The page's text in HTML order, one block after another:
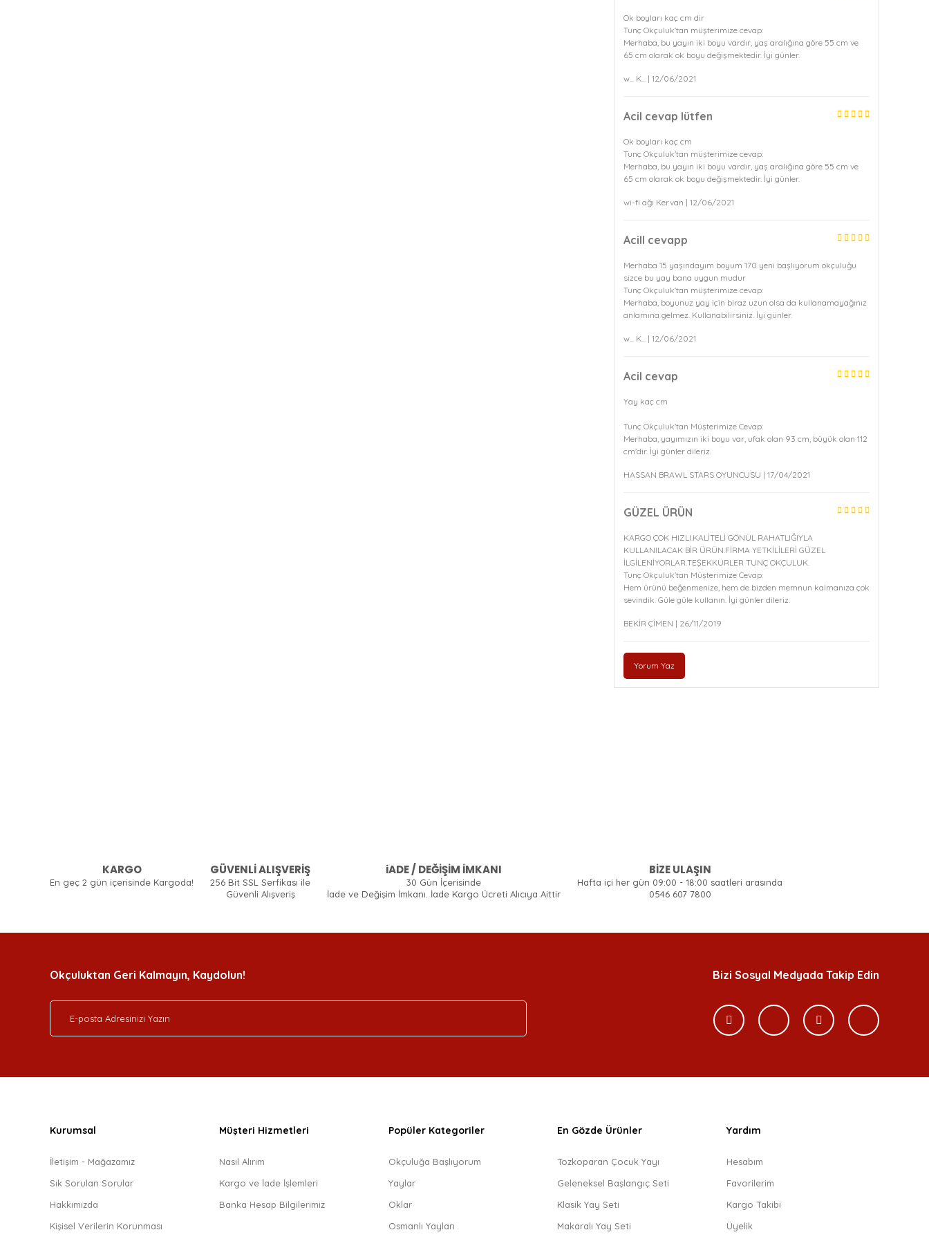
Ok boyları kaç cm dir
Tunç Okçuluk'tan müşterimize cevap:
Merhaba, bu yayın iki boyu vardır, yaş aralığına göre 55 cm ve
65 cm olarak ok boyu değişmektedir. İyi günler.
w... K... | 12/06/2021
Acil cevap lütfen
Ok boyları kaç cm
Tunç Okçuluk'tan müşterimize cevap:
Merhaba, bu yayın iki boyu vardır, yaş aralığına göre 55 cm ve
65 cm olarak ok boyu değişmektedir. İyi günler.
wi-fi ağı Kervan | 12/06/2021
Acill cevapp
Merhaba 15 yaşındayım boyum 170 yeni başlıyorum okçuluğu
sizce bu yay bana uygun mudur
Tunç Okçuluk'tan müşterimize cevap:
Merhaba, boyunuz yay için biraz uzun olsa da kullanamayağınız
anlamına gelmez. Kullanabilirsiniz. İyi günler.
w... K... | 12/06/2021
Acil cevap
Yay kaç cm
Tunç Okçuluk'tan Müşterimize Cevap:
Merhaba, yayımızın iki boyu var, ufak olan 93 cm, büyük olan 112
cm'dir. İyi günler dileriz.
HASSAN BRAWL STARS OYUNCUSU | 17/04/2021
GÜZEL ÜRÜN
KARGO ÇOK HIZLI.KALİTELİ GÖNÜL RAHATLIĞIYLA
KULLANILACAK BİR ÜRÜN.FİRMA YETKİLİLERİ GÜZEL
İLGİLENİYORLAR.TEŞEKKÜRLER TUNÇ OKÇULUK.
Tunç Okçuluk'tan Müşterimize Cevap:
Hem ürünü beğenmenize, hem de bizden memnun kalmanıza çok
sevindik. Güle güle kullanın. İyi günler dileriz.
BEKİR ÇİMEN | 26/11/2019
Yorum Yaz
KARGO
En geç 2 gün içerisinde Kargoda!
GÜVENLİ ALIŞVERİŞ
256 Bit SSL Serfikası ile
Güvenli Alışveriş
iADE / DEĞİŞİM İMKANI
30 Gün İçerisinde
İade ve Değişim İmkanı. İade Kargo Ücreti Alıcıya Aittir
BİZE ULAŞIN
Hafta içi her gün 09:00 - 18:00 saatleri arasında
0546 607 7800
Okçuluktan Geri Kalmayın, Kaydolun! Bizi Sosyal Medyada Takip Edin
Kurumsal
İletişim - Mağazamız
Sık Sorulan Sorular
Hakkımızda
Kişisel Verilerin Korunması
Müşteri Hizmetleri
Nasıl Alırım
Kargo ve İade İşlemleri
Banka Hesap Bilgilerimiz
Popüler Kategoriler
Okçuluğa Başlıyorum
Yaylar
Oklar
Osmanlı Yayları
En Gözde Ürünler
Tozkoparan Çocuk Yayı
Geleneksel Başlangıç Seti
Klasik Yay Seti
Makaralı Yay Seti
Yardım
Hesabım
Favorilerim
Kargo Takibi
Üyelik